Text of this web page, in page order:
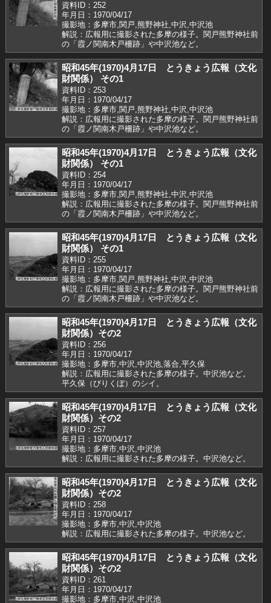
資料ID：252
年月日：1970/04/17
撮影地：多摩市,関戸,熊野神社,中沢,中沢池
解説：広報用に撮影された多摩の様子。関戸熊野神社前
の「霞ノ関南木戸柵跡」や中沢池など。
昭和45年(1970)4月17日 とうきょう広報（文化
財関係） その1
資料ID：253
年月日：1970/04/17
撮影地：多摩市,関戸,熊野神社,中沢,中沢池
解説：広報用に撮影された多摩の様子。関戸熊野神社前
の「霞ノ関南木戸柵跡」や中沢池など。
昭和45年(1970)4月17日 とうきょう広報（文化
財関係） その1
資料ID：254
年月日：1970/04/17
撮影地：多摩市,関戸,熊野神社,中沢,中沢池
解説：広報用に撮影された多摩の様子。関戸熊野神社前
の「霞ノ関南木戸柵跡」や中沢池など。
昭和45年(1970)4月17日 とうきょう広報（文化
財関係） その1
資料ID：255
年月日：1970/04/17
撮影地：多摩市,関戸,熊野神社,中沢,中沢池
解説：広報用に撮影された多摩の様子。関戸熊野神社前
の「霞ノ関南木戸柵跡」や中沢池など。
昭和45年(1970)4月17日 とうきょう広報（文化
財関係）その2
資料ID：256
年月日：1970/04/17
撮影地：多摩市,中沢,中沢池,落合,平久保
解説：広報用に撮影された多摩の様子。中沢池など。
平久保（びりくぼ）のシイ。
昭和45年(1970)4月17日 とうきょう広報（文化
財関係）その2
資料ID：257
年月日：1970/04/17
撮影地：多摩市,中沢,中沢池
解説：広報用に撮影された多摩の様子。中沢池など。
昭和45年(1970)4月17日 とうきょう広報（文化
財関係）その2
資料ID：258
年月日：1970/04/17
撮影地：多摩市,中沢,中沢池
解説：広報用に撮影された多摩の様子。中沢池など。
昭和45年(1970)4月17日 とうきょう広報（文化
財関係）その2
資料ID：261
年月日：1970/04/17
撮影地：多摩市,中沢,中沢池